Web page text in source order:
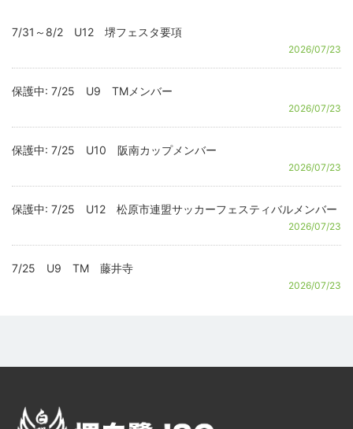
7/31～8/2 U12 堺フェスタ要項
2026/07/23
保護中: 7/25 U9 TMメンバー
2026/07/23
保護中: 7/25 U10 阪南カップメンバー
2026/07/23
保護中: 7/25 U12 松原市連盟サッカーフェスティバルメンバー
2026/07/23
7/25 U9 TM 藤井寺
2026/07/23